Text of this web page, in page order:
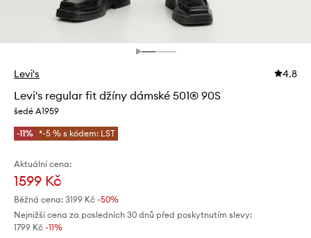
Levi's 4.8
Levi's regular fit džíny dámské 501® 90S
šedé A1959
-11% *-5 % s kódem: LST
Aktuální cena:
1599 Kč
Běžná cena: 3199 Kč -50%
Nejnižší cena za posledních 30 dnů před poskytnutím slevy:
1799 Kč -11%